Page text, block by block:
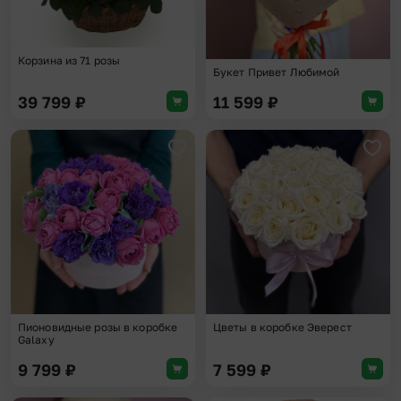
Корзина из 71 розы
39 799 ₽
Букет Привет Любимой
11 599 ₽
Добавить в избранное
Пионовидные розы в коробке
Galaxy
9 799 ₽
Цветы в коробке Эверест
7 599 ₽